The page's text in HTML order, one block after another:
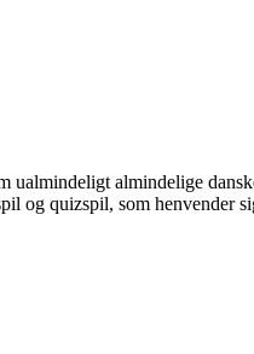
ualmindeligt almindelige
og quizspil, som henvender